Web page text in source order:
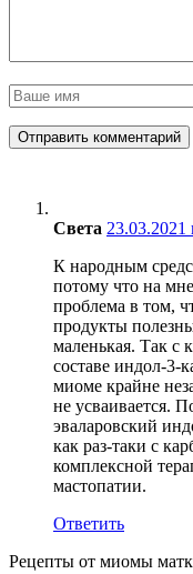
Света 23.03.2021
К народным
потому что на
проблема в том,
продукты
маленькая. Так с
составе индол-3-
миоме крайне
не усваивается.
эваларовский
как раз-таки с
комплексной
мастопатии.
Ответить
Рецепты от миомы